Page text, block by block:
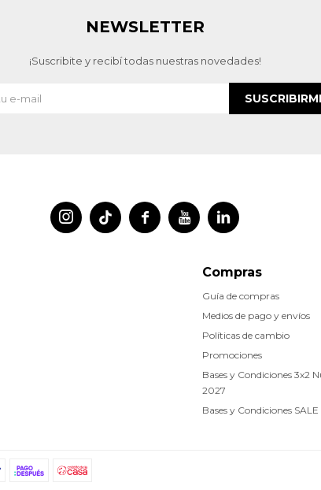
 
 
Compras
Guía de compras
Medios de pago y envíos
Políticas de cambio
Promociones
Bases y Condiciones 3x2
2027
Bases y Condiciones SALE
NEWSLETTER
¡Suscribite y recibí todas nuestras novedades!